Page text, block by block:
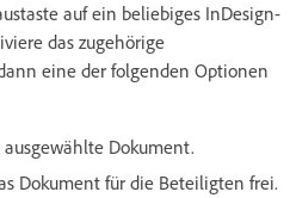
auf ein beliebiges InDesign-
das zugehörige
eine der folgenden Optionen
ausgewählte Dokument.
Dokument für die Beteiligten frei.